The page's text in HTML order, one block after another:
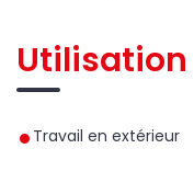
Utilisation
Travail en extérieur